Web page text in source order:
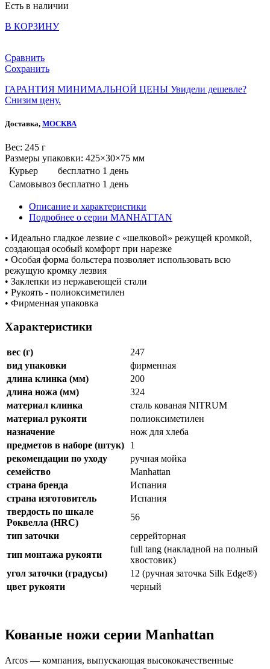
Есть в наличии
В КОРЗИНУ
Сравнить
Сохранить
ГАРАНТИЯ МИНИМАЛЬНОЙ ЦЕНЫ Увидели дешевле?
Снизим цену.
Доставка, МОСКВА
Веc: 245 г
Размеры упаковки: 425×30×75 мм
Курьер
бесплатно 1 день
Самовывоз бесплатно 1 день
Описание и характеристики
Подробнее о серии MANHATTAN
• Идеально гладкое лезвие с «шелковой» режущей кромкой,
создающая особый комфорт при нарезке
• Особая форма больстера позволяет использовать всю
режущую кромку лезвия
• Заклепки из нержавеющей стали
• Рукоять - полиоксиметилен
• Фирменная упаковка
Характеристики
вес (г)
247
вид упаковки
фирменная
длина клинка (мм)
200
длина ножа (мм)
324
материал клинка
сталь кованая NITRUM
материал рукояти
полиоксиметилен
назначение
нож для хлеба
предметов в наборе (штук)
1
рекомендации по уходу
ручная мойка
семейство
Manhattan
страна бренда
Испания
страна изготовитель
Испания
твердость по шкале
Роквелла (HRC)
56
тип заточки
серрейторная
тип монтажа рукояти
full tang (накладной на полный
хвостовик)
угол заточки (градусы)
12 (ручная заточка Silk Edge®)
цвет рукояти
черный
Кованые ножи серии Manhattan
Arcos — компания, выпускающая высококачественные